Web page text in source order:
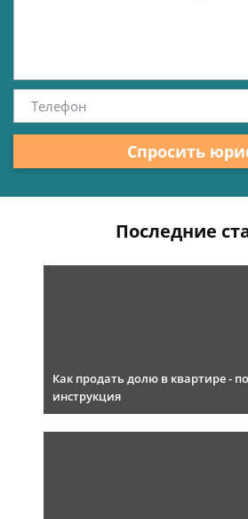
Спросить
Последние
Как продать долю в квартире -
инструкция